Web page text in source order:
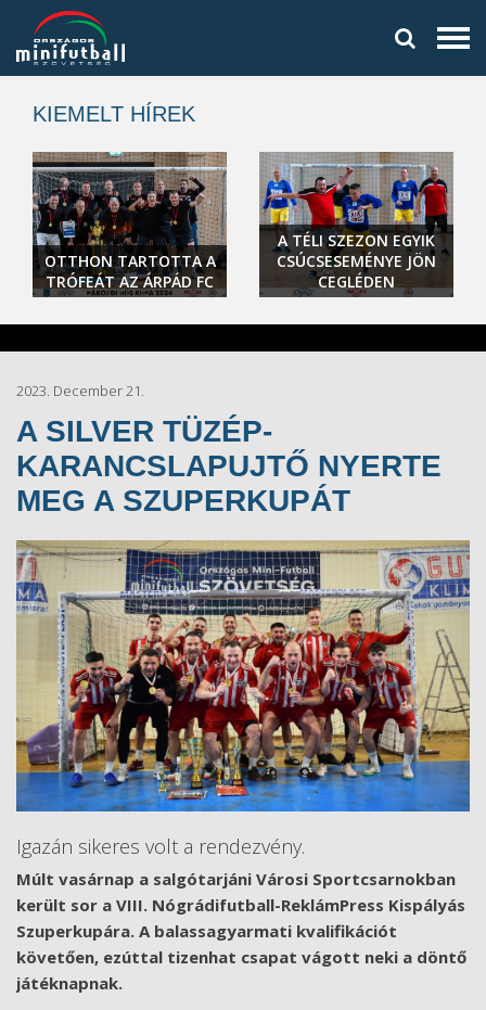
KIEMELT HÍREK
OTTHON TARTOTTA A
TRÓFEÁT AZ ÁRPÁD FC
A TÉLI SZEZON EGYIK
CSÚCSESEMÉNYE JÖN
CEGLÉDEN
2023. December 21.
A SILVER TÜZÉP-
KARANCSLAPUJTŐ NYERTE
MEG A SZUPERKUPÁT
Igazán sikeres volt a rendezvény.
Múlt vasárnap a salgótarjáni Városi Sportcsarnokban
került sor a VIII. Nógrádifutball-ReklámPress Kispályás
Szuperkupára. A balassagyarmati kvalifikációt
követően, ezúttal tizenhat csapat vágott neki a döntő
játéknapnak.